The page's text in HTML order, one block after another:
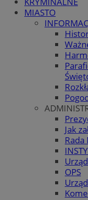
MIASTO
Jak
Rada
OPS